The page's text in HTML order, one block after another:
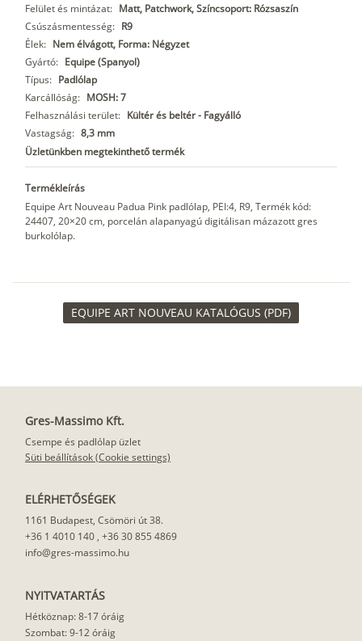
Felület és mintázat: Matt, Patchwork, Színcsoport: Rózsaszín
Csúszásmentesség: R9
Élek: Nem élvágott, Forma: Négyzet
Gyártó: Equipe (Spanyol)
Típus: Padlólap
Karcállóság: MOSH: 7
Felhasználási terület: Kültér és beltér - Fagyálló
Vastagság: 8,3 mm
Üzletünkben megtekinthető termék
Termékleírás
Equipe Art Nouveau Padua Pink padlólap, PEI:4, R9, Termék kód:
24407, 20×20 cm, porcelán alapanyagú digitálisan mázazott gres
burkolólap.
EQUIPE ART NOUVEAU KATALÓGUS (PDF)
Gres-Massimo Kft.
Csempe és padlólap üzlet
Süti beállítások (Cookie settings)
ELÉRHETŐSÉGEK
1161 Budapest, Csömöri út 38.
+36 1 4010 140 , +36 30 855 4869
info@gres-massimo.hu
NYITVATARTÁS
Hétköznap: 8-17 óráig
Szombat: 9-12 óráig